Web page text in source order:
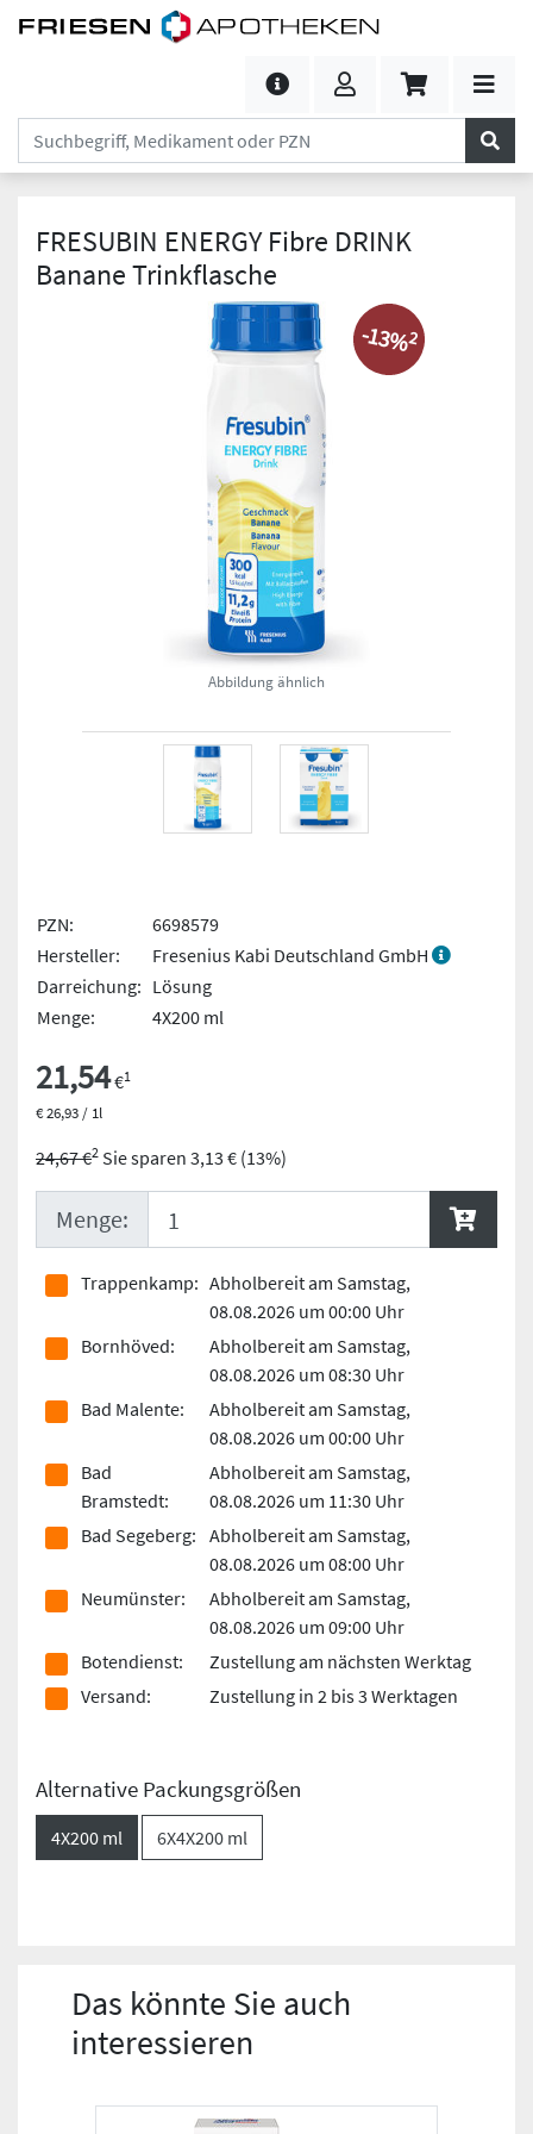
FRESUBIN ENERGY Fibre DRINK
Banane Trinkflasche
Abbildung ähnlich
-13%2
PZN:
6698579
Hersteller:
Fresenius Kabi Deutschland GmbH
Darreichung: Lösung
Menge:
4X200 ml
21,54€1
€ 26,93 / 1l
24,67 €2 Sie sparen 3,13 € (13%)
Menge:
Trappenkamp: Abholbereit am Samstag,
08.08.2026 um 00:00 Uhr
Bornhöved:
Abholbereit am Samstag,
08.08.2026 um 08:30 Uhr
Bad Malente:
Abholbereit am Samstag,
08.08.2026 um 00:00 Uhr
Bad
Bramstedt:
Abholbereit am Samstag,
08.08.2026 um 11:30 Uhr
Bad Segeberg: Abholbereit am Samstag,
08.08.2026 um 08:00 Uhr
Neumünster:
Abholbereit am Samstag,
08.08.2026 um 09:00 Uhr
Botendienst:
Zustellung am nächsten Werktag
Versand:
Zustellung in 2 bis 3 Werktagen
Alternative Packungsgrößen
4X200 ml 6X4X200 ml
Das könnte Sie auch
interessieren